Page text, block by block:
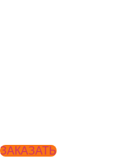
ЗАКАЗАТЬ